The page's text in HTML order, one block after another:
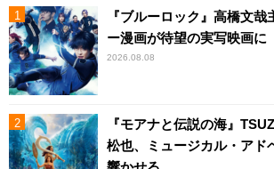
『ブルーロック』高橋文
ー漫画が待望の実写映画に
2026.08.08
『モアナと伝説の海』
松也、ミュージカル・アド